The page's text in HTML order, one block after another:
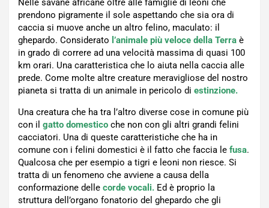
Nelle savane africane oltre alle famiglie di leoni che
prendono pigramente il sole aspettando che sia ora di
caccia si muove anche un altro felino, maculato: il
ghepardo. Considerato l’animale più veloce della Terra è
in grado di correre ad una velocità massima di quasi 100
km orari. Una caratteristica che lo aiuta nella caccia alle
prede. Come molte altre creature meravigliose del nostro
pianeta si tratta di un animale in pericolo di estinzione.
Una creatura che ha tra l’altro diverse cose in comune più
con il gatto domestico che non con gli altri grandi felini
cacciatori. Una di queste caratteristiche che ha in
comune con i felini domestici è il fatto che faccia le fusa.
Qualcosa che per esempio a tigri e leoni non riesce. Si
tratta di un fenomeno che avviene a causa della
conformazione delle corde vocali. Ed è proprio la
struttura dell’organo fonatorio del ghepardo che gli